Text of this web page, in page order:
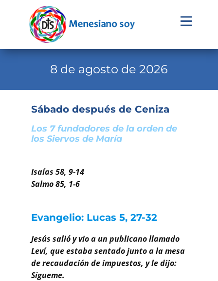
Evangelio
Familia Menesiana
Recursos
Buscar
8 de agosto de 2026
Sábado después de Ceniza
Los 7 fundadores de la orden de
los Siervos de María
Isaías 58, 9-14
Salmo 85, 1-6
Evangelio: Lucas 5, 27-32
Jesús salió y vio a un publicano llamado
Leví, que estaba sentado junto a la mesa
de recaudación de impuestos, y le dijo:
Sígueme.